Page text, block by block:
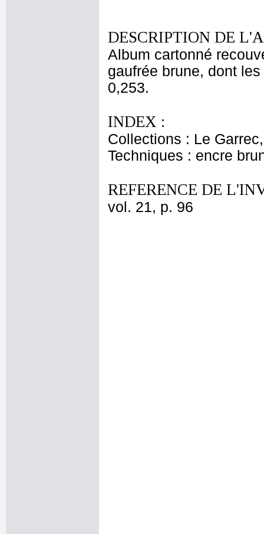
DESCRIPTION DE
Album cartonné
gaufrée brune, dont
0,253.
INDEX :
Collections : Le
Techniques : encre
REFERENCE DE
vol. 21, p. 96